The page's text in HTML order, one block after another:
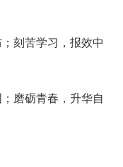
刻苦学习，报效中
磨砺青春，升华自